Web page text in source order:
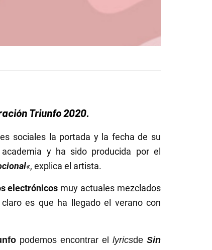
Triunfo 2020.
sociales la portada y la fecha de su
y ha sido producida por el
«, explica el artista.
electrónicos muy actuales mezclados
es que ha llegado el verano con
podemos encontrar ellyricsdeSin